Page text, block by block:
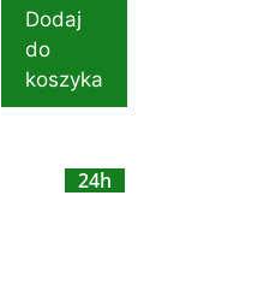
Dodaj
do
koszyka
24h